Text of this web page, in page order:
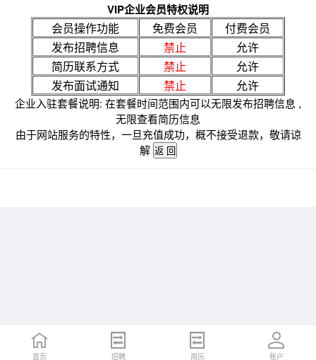
VIP企业会员特权说明
会员操作功能 免费会员
付费会员
发布招聘信息
禁止
允许
简历联系方式
禁止
允许
发布面试通知
禁止 允许
企业入驻套餐说明: 在套餐时间范围内可以无限发布招聘信息 ,
无限查看简历信息
由于网站服务的特性，一旦充值成功，概不接受退款，敬请谅
解
首页 招聘 简历 账户